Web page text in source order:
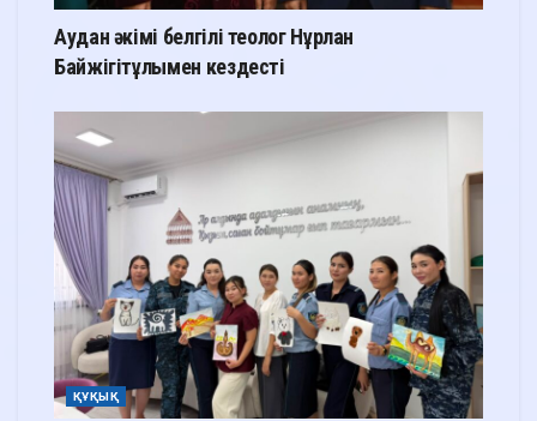
Аудан әкімі белгілі теолог Нұрлан
Байжігітұлымен кездесті
ҚҰҚЫҚ